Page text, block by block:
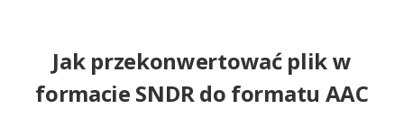
Jak przekonwertować plik w
formacie SNDR do formatu AAC